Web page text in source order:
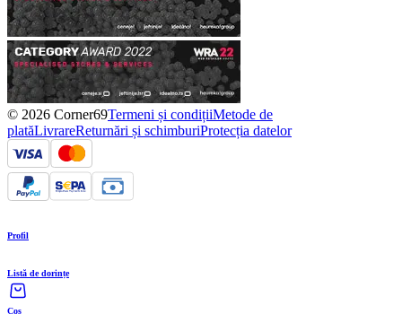
© 2026 Corner69Termeni și condițiiMetode de
platăLivrareReturnări și schimburiProtecția datelor
Profil
Listă de dorințe
Coș